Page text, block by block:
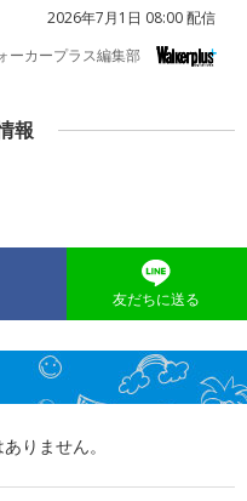
2026年7月1日 08:00 配信
ーカープラス編集部
報
友だちに送る
りません。